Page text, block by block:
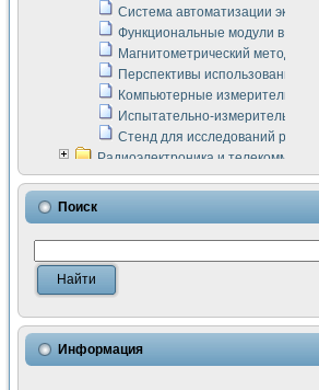
Система автоматизации
Функциональные модули в
Магнитометрический метод в
Перспективы использования
Компьютерные измерительные
Испытательно-измерительный
Стенд для исследований
Радиоэлектроника и
LabVIEW в расчетах
Аппаратно-программный
Виртуальный лабораторный
Измерение шумовых
Измерительный
Использование NI LabVIEW
Исследовние возможности
Математическое
Поиск
Информация